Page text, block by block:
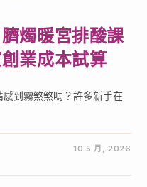
燭暖宮排酸課
業成本試算
到霧煞煞嗎？許多新手在
10 5 月, 2026